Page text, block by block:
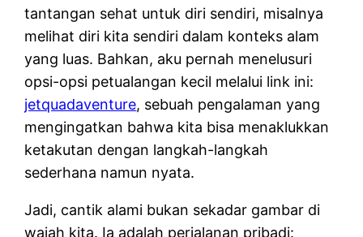
tantangan sehat untuk diri sendiri, misalnya
melihat diri kita sendiri dalam konteks alam
yang luas. Bahkan, aku pernah menelusuri
opsi-opsi petualangan kecil melalui link ini:
jetquadaventure, sebuah pengalaman yang
mengingatkan bahwa kita bisa menaklukkan
ketakutan dengan langkah-langkah
sederhana namun nyata.
Jadi, cantik alami bukan sekadar gambar di
wajah kita. Ia adalah perjalanan pribadi: